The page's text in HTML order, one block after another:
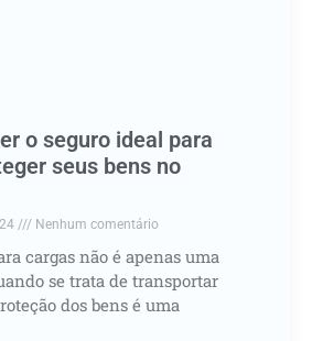
o seguro ideal para
seus bens no
Nenhum comentário
cargas não é apenas uma
se trata de transportar
dos bens é uma